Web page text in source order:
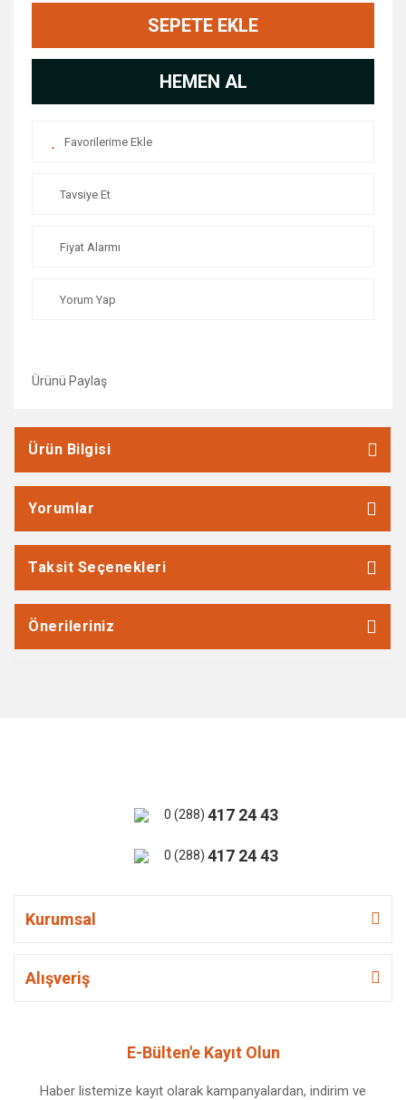
SEPETE EKLE
HEMEN AL
Tavsiye Et
Fiyat Alarmı
Yorum Yap
Ürünü Paylaş
Ürün Bilgisi
Yorumlar
Taksit Seçenekleri
Önerileriniz
0 (288) 417 24 43
0 (288) 417 24 43
Kurumsal
Alışveriş
E-Bülten'e Kayıt Olun
Haber listemize kayıt olarak kampanyalardan, indirim ve